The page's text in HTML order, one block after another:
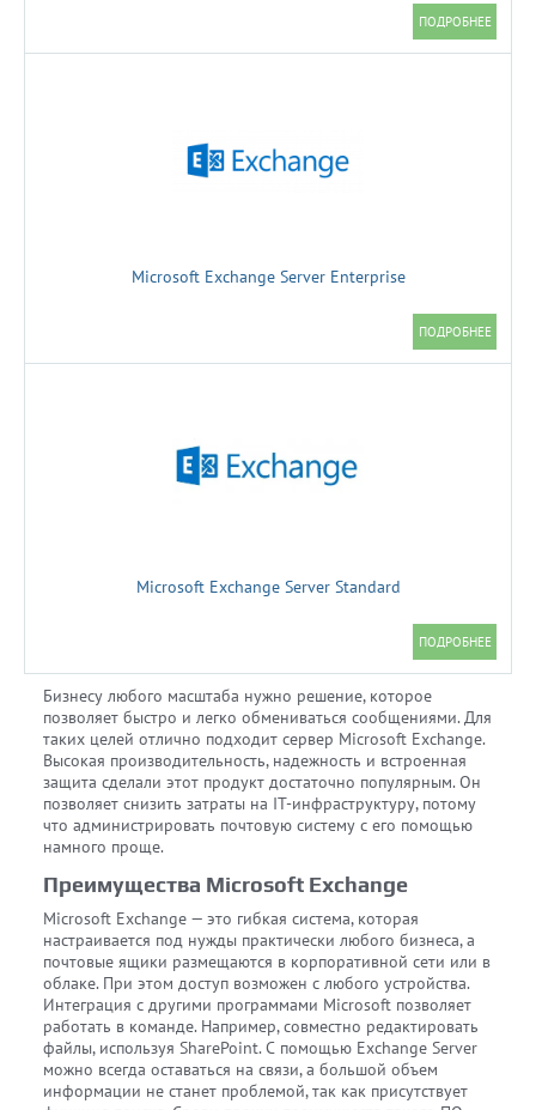
Microsoft Exchange Server Enterprise
Microsoft Exchange Server Standard
Бизнесу любого масштаба нужно решение, которое
позволяет быстро и легко обмениваться сообщениями. Для
таких целей отлично подходит сервер Microsoft Exchange.
Высокая производительность, надежность и встроенная
защита сделали этот продукт достаточно популярным. Он
позволяет снизить затраты на IT-инфраструктуру, потому
что администрировать почтовую систему с его помощью
намного проще.
Преимущества Microsoft Exchange
Microsoft Exchange — это гибкая система, которая
настраивается под нужды практически любого бизнеса, а
почтовые ящики размещаются в корпоративной сети или в
облаке. При этом доступ возможен с любого устройства.
Интеграция с другими программами Microsoft позволяет
работать в команде. Например, совместно редактировать
файлы, используя SharePoint. С помощью Exchange Server
можно всегда оставаться на связи, а большой объем
информации не станет проблемой, так как присутствует